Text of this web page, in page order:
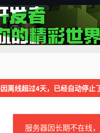
离线超过4天，已经自动停
服务器因长期不在线